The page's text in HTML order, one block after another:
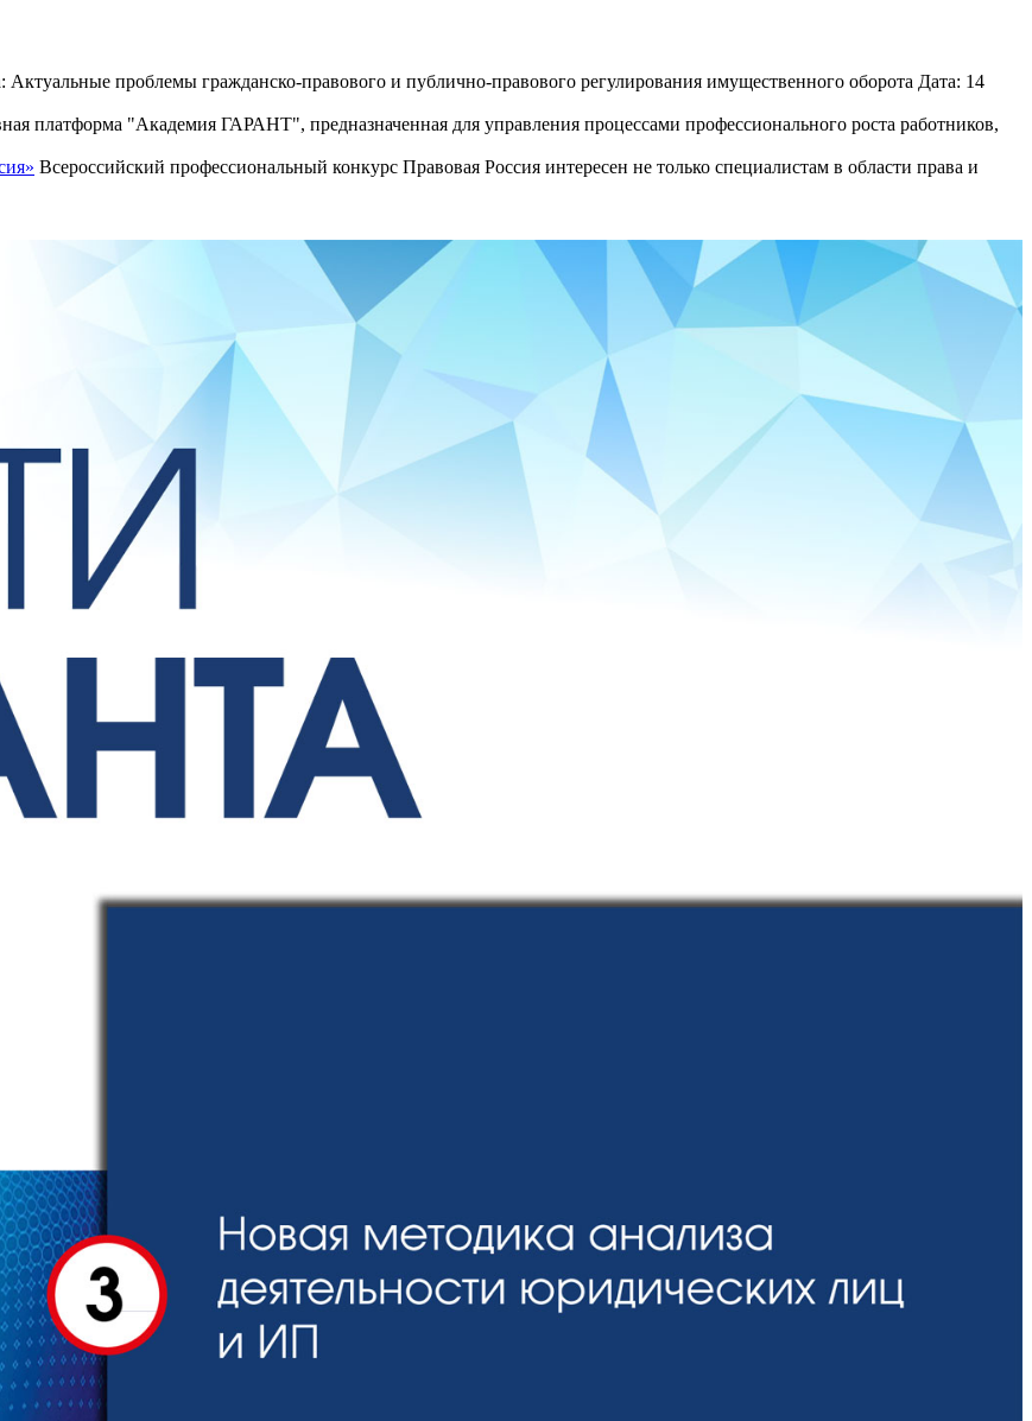
Актуальные проблемы гражданско-правового и публично-правового регулирования имущественного оборота Дата: 14
платформа "Академия ГАРАНТ", предназначенная для управления процессами профессионального роста работников,
Всероссийский профессиональный конкурс Правовая Россия интересен не только специалистам в области права и